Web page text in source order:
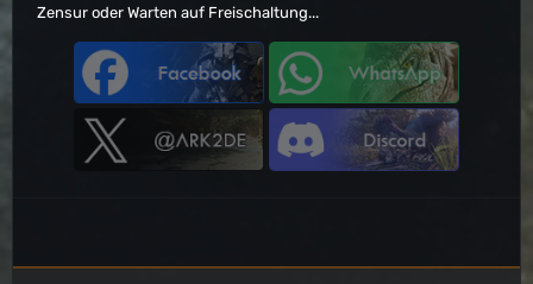
Zensur oder Warten auf Freischaltung...